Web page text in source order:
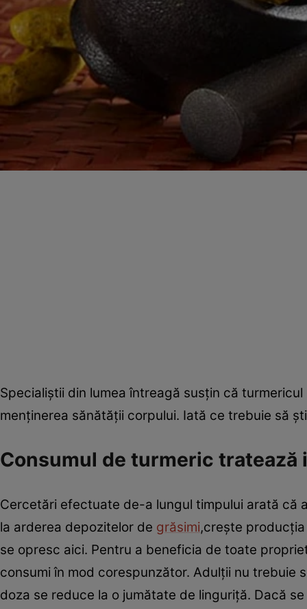
Specialiştii din lumea întreagă susţin că
menţinerea sănătăţii corpului. Iată ce trebuie să
Consumul de turmeric tratează
Cercetări efectuate de-a lungul timpului arată că
la arderea depozitelor de grăsimi,creşte
se opresc aici. Pentru a beneficia de toate
consumi în mod corespunzător. Adulţii nu trebuie
doza se reduce la o jumătate de linguriţă. Dacă